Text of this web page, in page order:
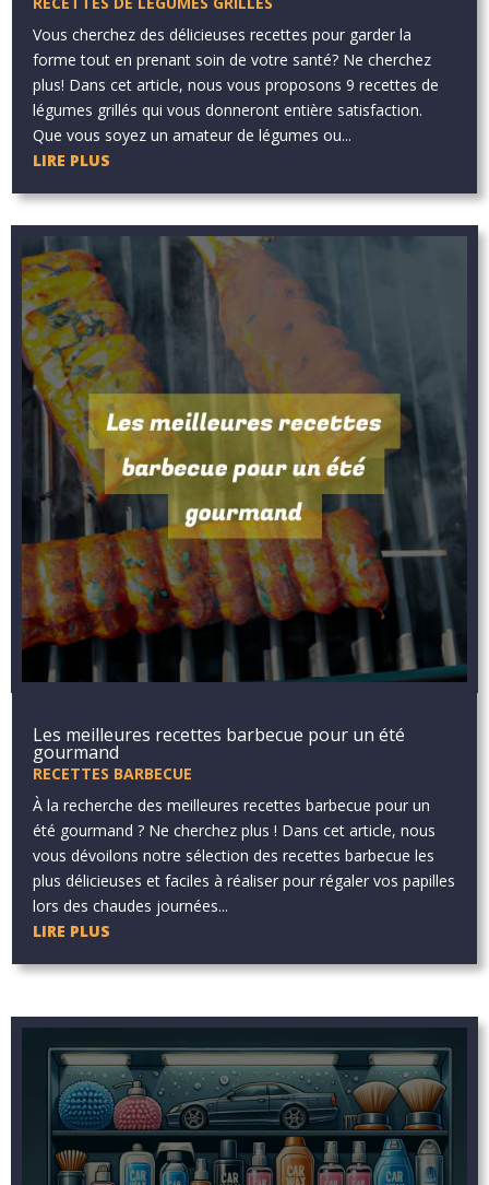
Vous cherchez des délicieuses recettes pour garder la
forme tout en prenant soin de votre santé? Ne cherchez
plus! Dans cet article, nous vous proposons 9 recettes de
légumes grillés qui vous donneront entière satisfaction.
Que vous soyez un amateur de légumes ou...
LIRE PLUS
Les meilleures recettes barbecue pour un été
gourmand
RECETTES BARBECUE
À la recherche des meilleures recettes barbecue pour un
été gourmand ? Ne cherchez plus ! Dans cet article, nous
vous dévoilons notre sélection des recettes barbecue les
plus délicieuses et faciles à réaliser pour régaler vos papilles
lors des chaudes journées...
LIRE PLUS